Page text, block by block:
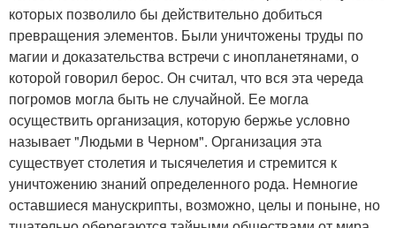
которых позволило бы действительно добиться
превращения элементов. Были уничтожены труды по
магии и доказательства встречи с инопланетянами, о
которой говорил берос. Он считал, что вся эта череда
погромов могла быть не случайной. Ее могла
осуществить организация, которую бержье условно
называет "Людьми в Черном". Организация эта
существует столетия и тысячелетия и стремится к
уничтожению знаний определенного рода. Немногие
оставшиеся манускрипты, возможно, целы и поныне, но